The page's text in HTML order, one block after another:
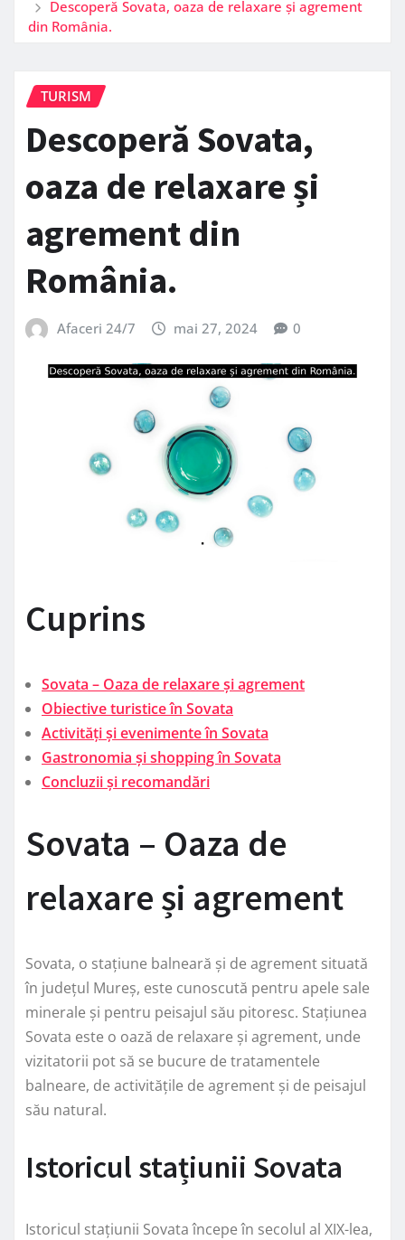
Descoperă Sovata, oaza de relaxare și agrement
din România.
TURISM
Descoperă Sovata,
oaza de relaxare și
agrement din
România.
Afaceri 24/7 mai 27, 2024 0
Cuprins
Sovata – Oaza de relaxare și agrement
Obiective turistice în Sovata
Activități și evenimente în Sovata
Gastronomia și shopping în Sovata
Concluzii și recomandări
Sovata – Oaza de
relaxare și agrement
Sovata, o stațiune balneară și de agrement situată
în județul Mureș, este cunoscută pentru apele sale
minerale și pentru peisajul său pitoresc. Stațiunea
Sovata este o oază de relaxare și agrement, unde
vizitatorii pot să se bucure de tratamentele
balneare, de activitățile de agrement și de peisajul
său natural.
Istoricul stațiunii Sovata
Istoricul stațiunii Sovata începe în secolul al XIX-lea,